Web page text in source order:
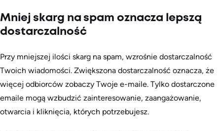
Mniej skarg na spam oznacza lepszą
dostarczalność
Przy mniejszej ilości skarg na spam, wzrośnie dostarczalność
Twoich wiadomości. Zwiększona dostarczalność oznacza, że
więcej odbiorców zobaczy Twoje e-maile. Tylko dostarczone
emaile mogą wzbudzić zainteresowanie, zaangażowanie,
otwarcia i kliknięcia, których potrzebujesz.